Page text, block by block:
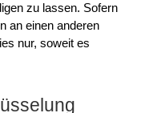
zu lassen. Sofern
an einen anderen
nur, soweit es